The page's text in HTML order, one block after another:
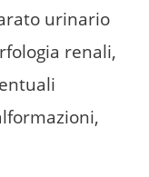
urinario
renali,